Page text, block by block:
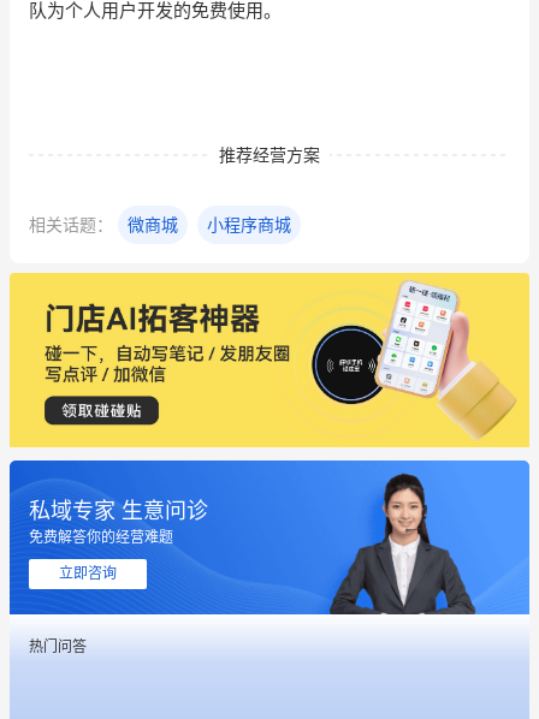
队为个人用户开发的免费使用。
推荐经营方案
相关话题： 微商城 小程序商城
私域专家 生意问诊
免费解答你的经营难题
立即咨询
热门问答
这个营销策划案例推荐大家看一下
用有赞就能在微信、小红书同时经营了